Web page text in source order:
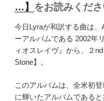
…】 をお読みくださ
今日Lyraが和訳する曲は、
ーアルバムである 2002年
ィオスレイヴ』から、２
Stone】。
このアルバムは、全米初
に輝いたアルバムである